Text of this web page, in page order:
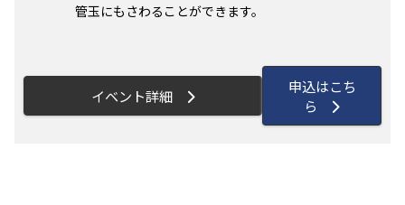
管玉にもさわることができます。
イベント詳細
申込はこち
ら